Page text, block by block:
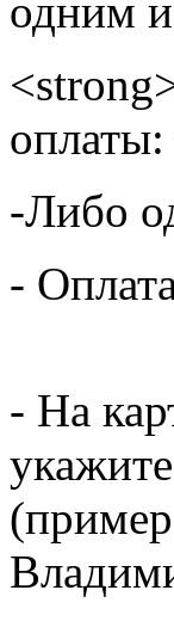
одним
-Либо
-
- На